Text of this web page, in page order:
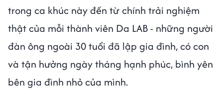
trong ca khúc này đến từ chính trải nghiệm
thật của mỗi thành viên Da LAB - những người
đàn ông ngoài 30 tuổi đã lập gia đình, có con
và tận hưởng ngày tháng hạnh phúc, bình yên
bên gia đình nhỏ của mình.